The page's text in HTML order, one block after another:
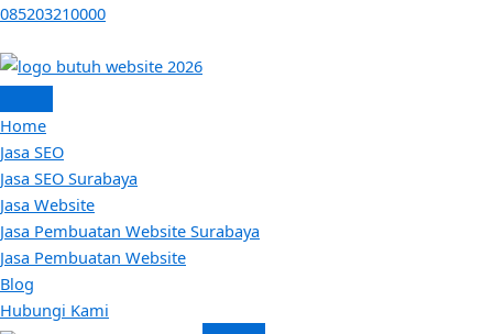
Skip
content
085203210000
Home
Jasa SEO
Jasa SEO Surabaya
Jasa Website
Jasa Pembuatan Website Surabaya
Jasa Pembuatan Website
Blog
Hubungi Kami